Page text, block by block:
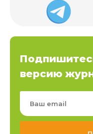
версию